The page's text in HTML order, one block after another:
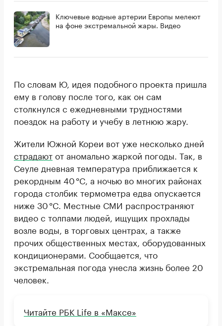
Ключевые водные артерии Европы мелеют
на фоне экстремальной жары. Видео
По словам Ю, идея подобного проекта пришла
ему в голову после того, как он сам
столкнулся с ежедневными трудностями
поездок на работу и учебу в летнюю жару.
Жители Южной Кореи вот уже несколько дней
страдаютот аномально жаркой погоды. Так, в
Сеуле дневная температура приближается к
рекордным 40 °C, а ночью во многих районах
города столбик термометра едва опускается
ниже 30 °C. Местные СМИ распространяют
видео с толпами людей, ищущих прохлады
возле воды, в торговых центрах, а также
прочих общественных местах, оборудованных
кондиционерами. Сообщается, что
экстремальная погода унесла жизнь более 20
человек.
Читайте РБК Life в «Максе»